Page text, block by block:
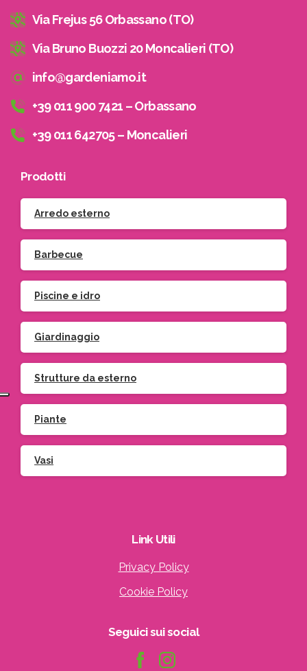
Via Frejus 56 Orbassano (TO)
Via Bruno Buozzi 20 Moncalieri (TO)
info@gardeniamo.it
+39 011 900 7421 – Orbassano
+39 011 642705 – Moncalieri
Prodotti
Arredo esterno
Barbecue
Piscine e idro
Giardinaggio
Strutture da esterno
Piante
Vasi
Link Utili
Privacy Policy
Cookie Policy
Seguicisuisocial
le newsletter